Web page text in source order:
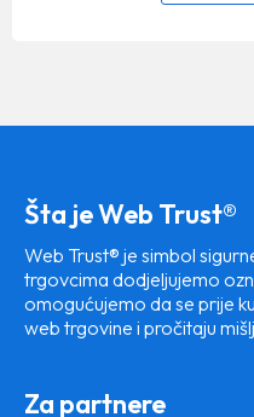
Šta je Web Trust®
Web Trust® je simbol
trgovcima dodjeljujemo
omogućujemo da se prije
web trgovine i pročitaju
Za partnere